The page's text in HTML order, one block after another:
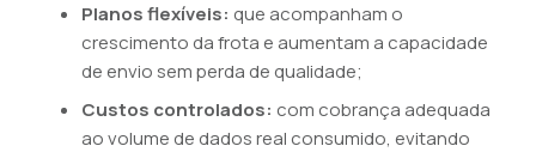
Planos flexíveis: que acompanham o
crescimento da frota e aumentam a capacidade
de envio sem perda de qualidade;
Custos controlados: com cobrança adequada
ao volume de dados real consumido, evitando